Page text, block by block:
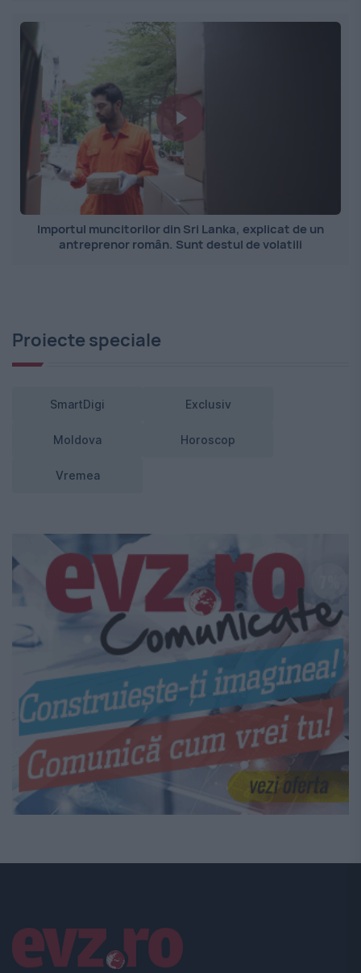
Importul muncitorilor din Sri Lanka, explicat de un
antreprenor român. Sunt destul de volatili
Proiecte speciale
SmartDigi Exclusiv
Moldova Horoscop
Vremea
Linkuri utile